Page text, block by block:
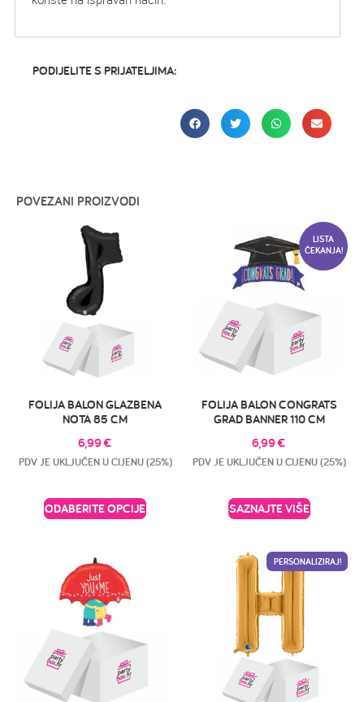
PODIJELITE S PRIJATELJIMA:
POVEZANI PROIZVODI
FOLIJA BALON GLAZBENA
NOTA 85 CM
6,99€
PDV JE UKLJUČEN U CIJENU (25%)
ODABERITE OPCIJE
LISTA
ČEKANJA!
FOLIJA BALON CONGRATS
GRAD BANNER 110 CM
6,99€
PDV JE UKLJUČEN U CIJENU (25%)
SAZNAJTE VIŠE
PERSONALIZIRAJ!